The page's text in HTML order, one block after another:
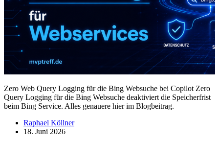
Zero Web Query Logging für die Bing Websuche bei Copilot Zero
Query Logging für die Bing Websuche deaktiviert die Speicherfrist
beim Bing Service. Alles genauere hier im Blogbeitrag.
Raphael Köllner
18. Juni 2026